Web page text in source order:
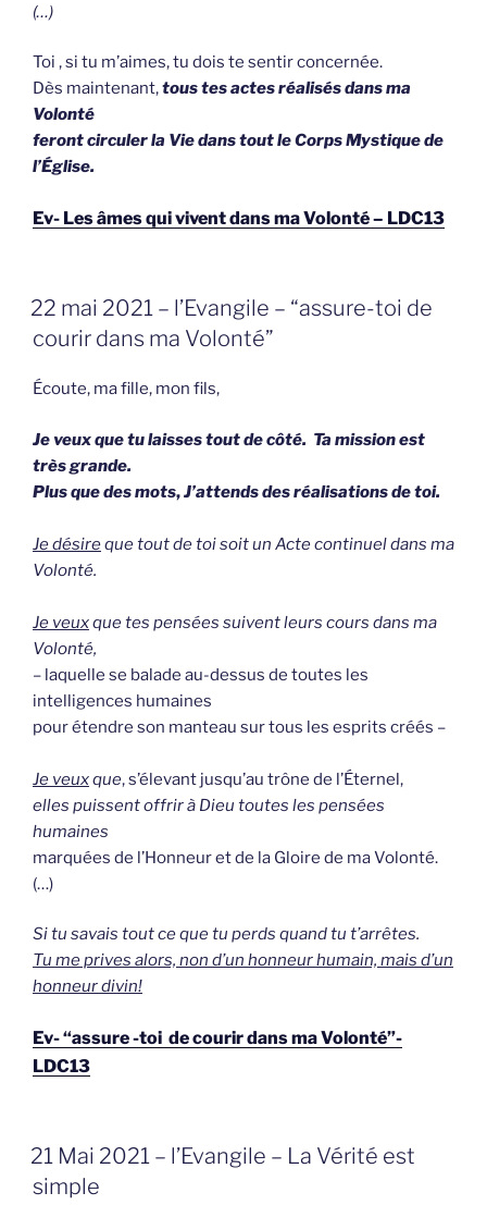
(…)
Toi , si tu m’aimes, tu dois te sentir concernée.
Dès maintenant,tous tes actes réalisés dans ma
Volonté
feront circuler la Vie dans tout le Corps Mystique de
l’Église.
Ev- Les âmes qui vivent dans ma Volonté – LDC13
GEPLAATST
OP
22 mai 2021 – l’Evangile – “assure-toi de
courir dans ma Volonté”
Écoute, ma fille, mon fils,
Je veux que tu laisses tout de côté. Ta mission est
très grande.
Plus que des mots,J’attends des réalisations de toi.
Je désireque tout de toi soit un Acte continuel dans ma
Volonté.
Je veuxque tes pensées suivent leurs cours dans ma
Volonté,
– laquelle se balade au-dessus de toutes les
intelligences humaines
pour étendre son manteau sur tous les esprits créés –
Je veuxque, s’élevant jusqu’au trône de l’Éternel,
elles puissent offrir à Dieu toutes les pensées
humaines
marquées de l’Honneur et de la Gloire de ma Volonté.
(…)
Si tu savais tout ce que tu perds quand tu t’arrêtes.
Tu me prives alors, non d’un honneur humain, mais d’un
honneur divin!
Ev- “assure -toi de courir dans ma Volonté”-
LDC13
GEPLAATST
OP
21 Mai 2021 – l’Evangile – La Vérité est
simple